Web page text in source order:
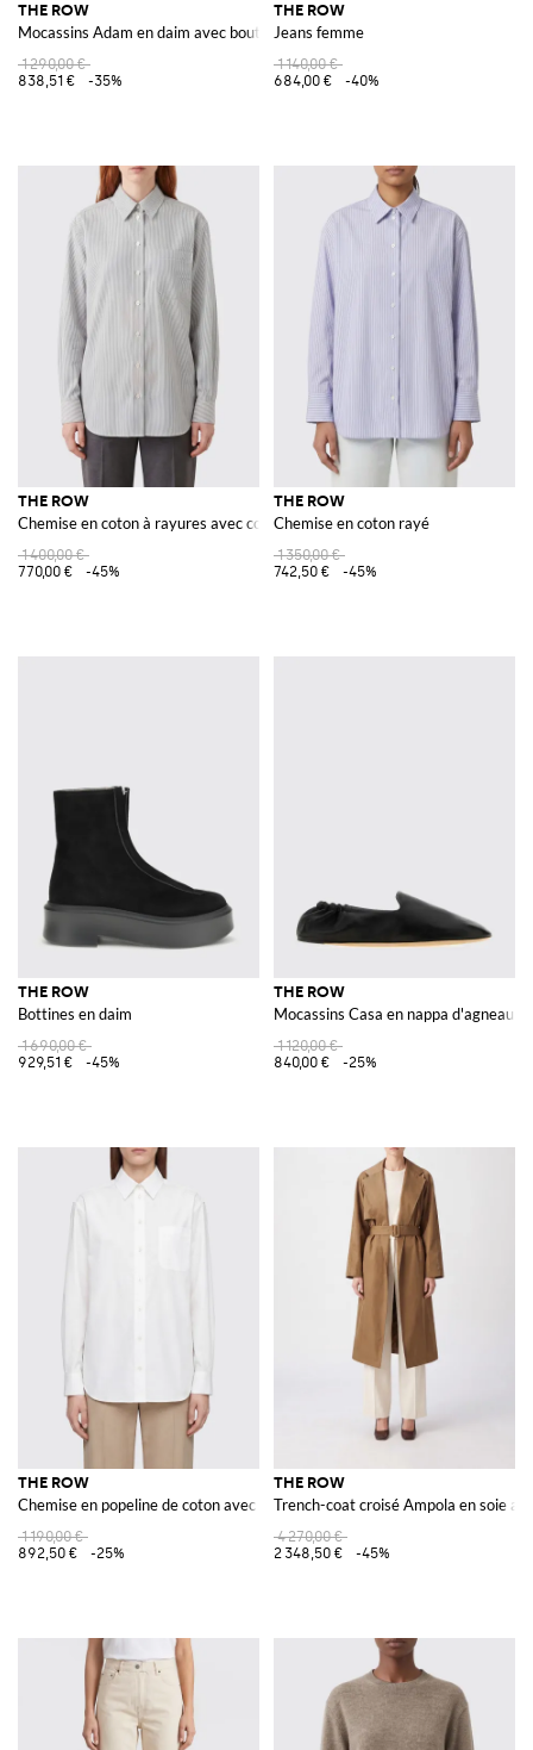
THE ROW
Mocassins Adam en daim avec bout plateau et talon bas
1 290,00 €
838,51 €
-35%
THE ROW
Jeans femme
1 140,00 €
684,00 €
-40%
THE ROW
Chemise en coton à rayures avec col classique et ourlet asymétrique
1 400,00 €
770,00 €
-45%
THE ROW
Chemise en coton rayé
1 350,00 €
742,50 €
-45%
THE ROW
Bottines en daim
1 690,00 €
929,51 €
-45%
THE ROW
Mocassins Casa en nappa d'agneau
1 120,00 €
840,00 €
-25%
THE ROW
Chemise en popeline de coton avec col classique et poche plaquée
1 190,00 €
892,50 €
-25%
THE ROW
Trench-coat croisé Ampola en soie
4 270,00 €
2 348,50 €
-45%